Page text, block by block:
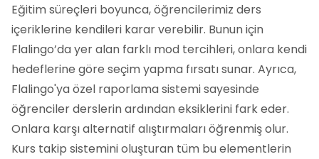
Eğitim süreçleri boyunca, öğrencilerimiz ders
içeriklerine kendileri karar verebilir. Bunun için
Flalingo’da yer alan farklı mod tercihleri, onlara kendi
hedeflerine göre seçim yapma fırsatı sunar. Ayrıca,
Flalingo'ya özel raporlama sistemi sayesinde
öğrenciler derslerin ardından eksiklerini fark eder.
Onlara karşı alternatif alıştırmaları öğrenmiş olur.
Kurs takip sistemini oluşturan tüm bu elementlerin